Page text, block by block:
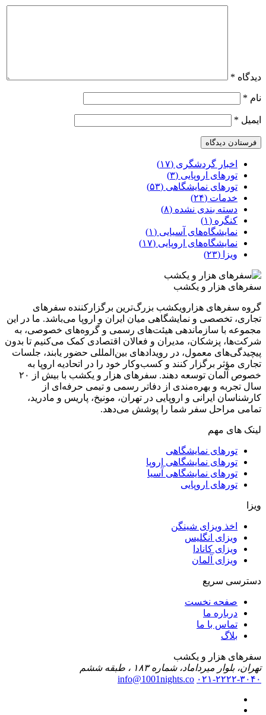
دیدگاه *
نام *
ایمیل *
اخبار گردشگری (۱۷)
تورهای اروپایی (۳)
تورهای نمایشگاهی (۵۳)
خدمات (۲۴)
دسته بندی نشده (۸)
کنگره (۱)
نمایشگاه‌های آسیایی (۱)
نمایشگاه‌های اروپایی (۱۷)
ویزا (۲۳)
سفرهای هزار و یکشب
گروه سفرهای هزارویکشب بزرگ‌ترین برگزارکننده سفرهای
تجاری، تخصصی و نمایشگاهی میان ایران و اروپا می‌باشد. ما در این
مجموعه با سازماندهی هیئت‌های رسمی و گروه‌های خصوصی، به
شرکت‌ها، پزشکان، مدیران و فعالان اقتصادی کمک می‌کنیم تا بدون
پیچیدگی‌های معمول، در رویدادهای بین‌المللی حضور یابند، جلسات
تجاری مؤثر برگزار کنند و کسب‌وکار خود را در اتحادیه اروپا به
خصوص آلمان توسعه دهند. سفر‌های هزار و یکشب با بیش از ۲۰
سال تجربه و بهره‌مندی از دفاتر رسمی و تیمی حرفه‌ای از
کارشناسان ایرانی و اروپایی در تهران، مونیخ، پاریس و مادرید،
تمامی مراحل سفر شما را پوشش می‌دهد.
لینک های مهم
تورهای نمایشگاهی
تورهای نمایشگاهی اروپا
تورهای نمایشگاهی آسیا
تورهای اروپایی
ویزا
اخذ ویزای شینگن
ویزای انگلیس
ویزای کانادا
ویزای آلمان
دسترسی سریع
صفحه نخست
درباره ما
تماس با ما
بلاگ
سفرهای هزار و یکشب
تهران، بلوار میرداماد، شماره ۱۸۳ ، طبقه ششم
۰۲۱-۲۲۲۲-۳۰۴۰ info@1001nights.co